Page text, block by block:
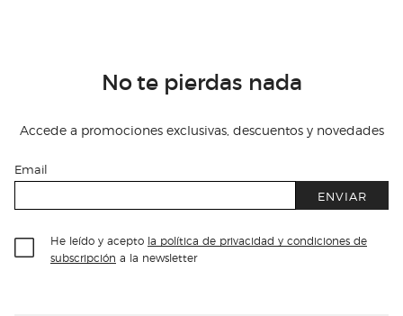
No te pierdas nada
Accede a promociones exclusivas, descuentos y novedades
Email
ENVIAR
He leído y acepto la política de privacidad y condiciones de
subscripción a la newsletter